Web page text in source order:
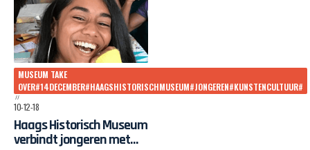
MUSEUM TAKE
OVER#14DECEMBER#HAAGSHISTORISCHMUSEUM#JONGEREN#KUNSTENCULTUUR#
10-12-18
Haags Historisch Museum
verbindt jongeren met